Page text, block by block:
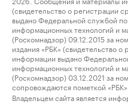
(свидетельство о регистрации
выдано Федеральной службой
информационных технологий и
(Роскомнадзор) 09.12.2015 за
издания «РБК» (свидетельство
информации выдано
информационных технологий и
(Роскомнадзор) 03.12.2021 за
сопровождаются пометкой «РБК».
Владельцем сайта является